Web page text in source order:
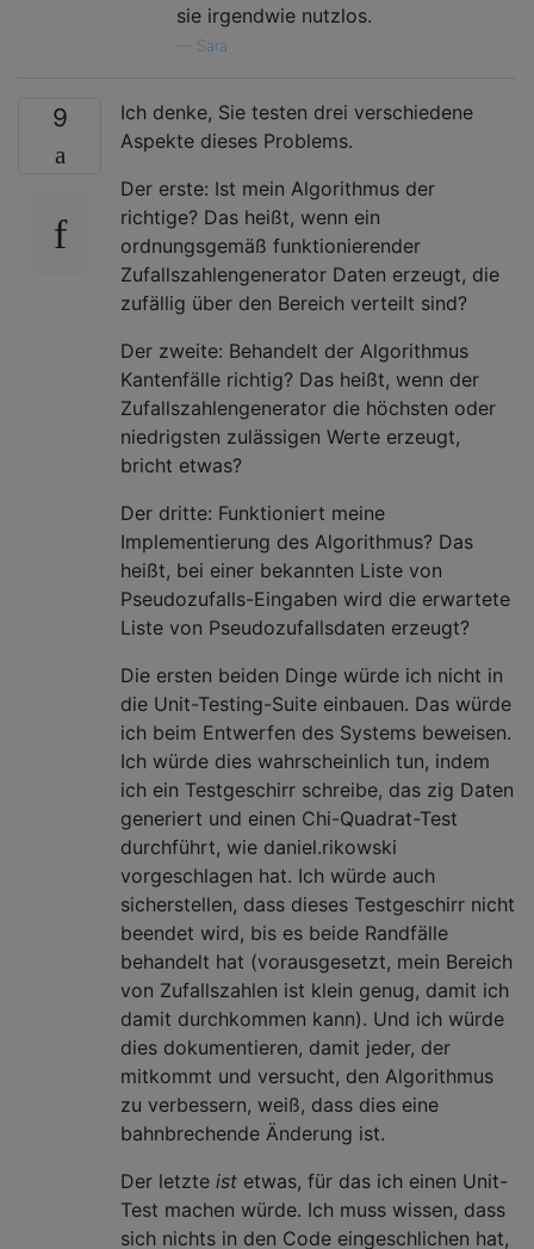
sie irgendwie nutzlos.
Sara
9
Ich denke, Sie testen drei verschiedene
Aspekte dieses Problems.
Der erste: Ist mein Algorithmus der
richtige? Das heißt, wenn ein
ordnungsgemäß funktionierender
Zufallszahlengenerator Daten erzeugt, die
zufällig über den Bereich verteilt sind?
Der zweite: Behandelt der Algorithmus
Kantenfälle richtig? Das heißt, wenn der
Zufallszahlengenerator die höchsten oder
niedrigsten zulässigen Werte erzeugt,
bricht etwas?
Der dritte: Funktioniert meine
Implementierung des Algorithmus? Das
heißt, bei einer bekannten Liste von
Pseudozufalls-Eingaben wird die erwartete
Liste von Pseudozufallsdaten erzeugt?
Die ersten beiden Dinge würde ich nicht in
die Unit-Testing-Suite einbauen. Das würde
ich beim Entwerfen des Systems beweisen.
Ich würde dies wahrscheinlich tun, indem
ich ein Testgeschirr schreibe, das zig Daten
generiert und einen Chi-Quadrat-Test
durchführt, wie daniel.rikowski
vorgeschlagen hat. Ich würde auch
sicherstellen, dass dieses Testgeschirr nicht
beendet wird, bis es beide Randfälle
behandelt hat (vorausgesetzt, mein Bereich
von Zufallszahlen ist klein genug, damit ich
damit durchkommen kann). Und ich würde
dies dokumentieren, damit jeder, der
mitkommt und versucht, den Algorithmus
zu verbessern, weiß, dass dies eine
bahnbrechende Änderung ist.
Der letzte ist etwas, für das ich einen Unit-
Test machen würde. Ich muss wissen, dass
sich nichts in den Code eingeschlichen hat,